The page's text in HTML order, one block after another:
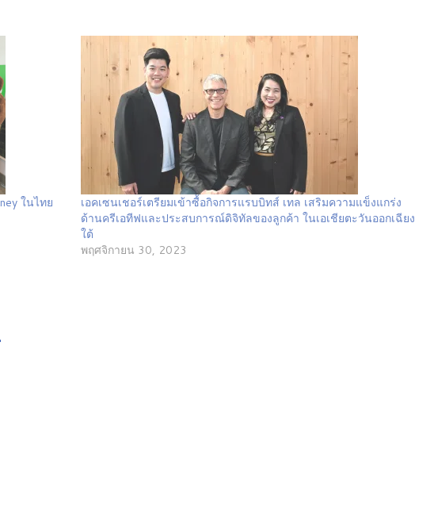
ในไทย
เอคเซนเชอร์เตรียมเข้าซื้อกิจการแรบบิทส์ เทล เสริมความแข็งแกร่ง
ด้านครีเอทีฟและประสบการณ์ดิจิทัลของลูกค้า ในเอเชียตะวันออกเฉียง
ใต้
พฤศจิกายน 30, 2023